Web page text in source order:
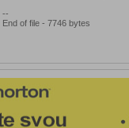
--
End of file - 7746 bytes